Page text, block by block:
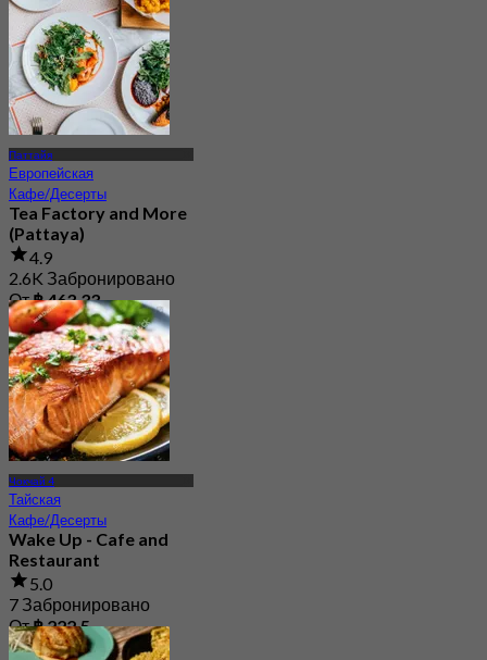
Паттайя
Европейская
Кафе/Десерты
Tea Factory and More
(Pattaya)
4.9
2.6K Забронировано
От฿ 463.33
Чокчай 4
Тайская
Кафе/Десерты
Wake Up - Cafe and
Restaurant
5.0
7 Забронировано
От฿ 222.5